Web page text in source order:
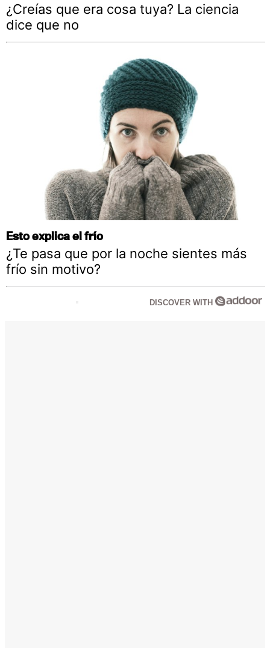
¿Creías que era cosa tuya? La ciencia
dice que no
Esto explica el frío
¿Te pasa que por la noche sientes más
frío sin motivo?
DISCOVER WITH